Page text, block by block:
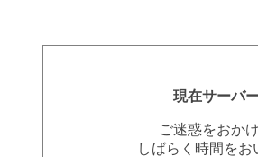
現在サーバ
ご迷惑をおか
しばらく時間を